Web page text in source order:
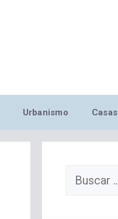
Urbanismo Casas
Buscar: